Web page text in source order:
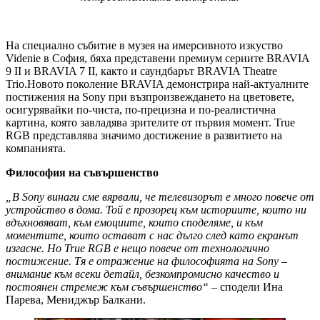
На специално събитие в музея на имерсивното изкуство
Videnie в София, бяха представени премиум сериите BRAVIA
9 II и BRAVIA 7 II, както и саундбарът BRAVIA Theatre
Trio.Новото поколение BRAVIA демонстрира най-актуалните
постижения на Sony при възпроизвеждането на цветовете,
осигурявайки по-чиста, по-прецизна и по-реалистична
картина, която завладява зрителите от първия момент. True
RGB представлява значимо достижение в развитието на
компанията.
Философия на съвършенство
„В Sony винаги сме вярвали, че телевизорът е много повече от
устройство в дома. Той е прозорец към историите, които ни
вдъхновяват, към емоциите, които споделяме, и към
моментите, които остават с нас дълго след като екранът
изгасне. Но True RGB е нещо повече от технологично
постижение. Тя е отражение на философията на Sony –
внимание към всеки детайл, безкомпромисно качество и
постоянен стремеж към съвършенство“ – сподели Ина
Парева, Мениджър Балкани.